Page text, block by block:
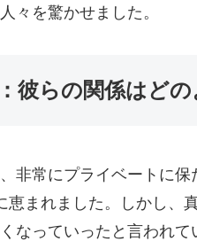
々を驚かせました。
彼らの関係はど
非常にプライベートに
恵まれました。しかし、
なっていったと言われて